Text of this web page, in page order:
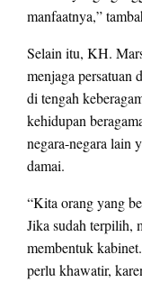
manfaatnya,”
Selain itu, KH.
menjaga persatuan
di tengah
kehidupan
negara-negara lain
damai.
“Kita orang yang
Jika sudah terpilih,
membentuk
perlu khawatir,